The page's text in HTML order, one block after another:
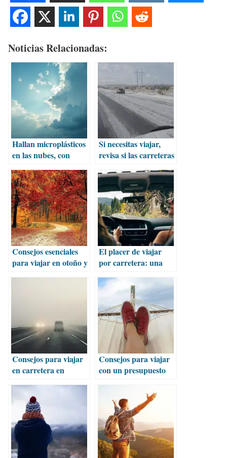
Noticias Relacionadas:
Hallan microplásticos
en las nubes, con
clima
Si necesitas viajar,
revisa si las carreteras
Consejos esenciales
para viajar en otoño y
El placer de viajar
por carretera: una
Consejos para viajar
en carretera en
tolvaneras
Consejos para viajar
con un presupuesto